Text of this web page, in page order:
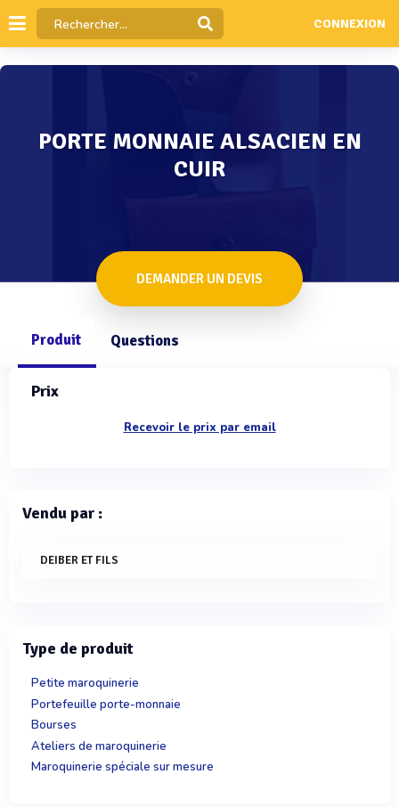
CONNEXION
PORTE MONNAIE ALSACIEN EN
CUIR
DEMANDER UN DEVIS
Produit Questions
Prix
Recevoir le prix par email
Vendu par :
DEIBER ET FILS
Type de produit
Petite maroquinerie
Portefeuille porte-monnaie
Bourses
Ateliers de maroquinerie
Maroquinerie spéciale sur mesure